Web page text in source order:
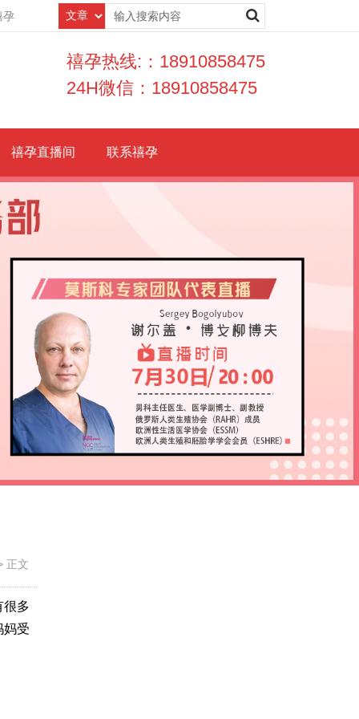
孕
禧孕热线:：18910858475
24H微信：18910858475
禧孕直播间 联系禧孕
正文
很多
妈受